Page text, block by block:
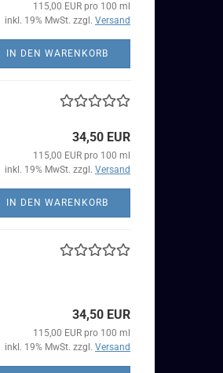
115,00 EUR pro 100 ml
inkl. 19% MwSt. zzgl. Versand
IN DEN WARENKORB
34,50 EUR
115,00 EUR pro 100 ml
inkl. 19% MwSt. zzgl. Versand
IN DEN WARENKORB
34,50 EUR
115,00 EUR pro 100 ml
inkl. 19% MwSt. zzgl. Versand